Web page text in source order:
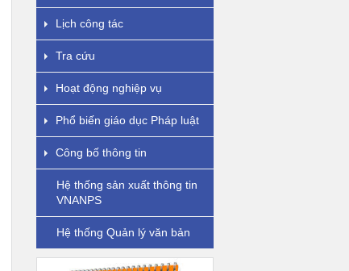
Lịch công tác
Tra cứu
Hoạt động nghiệp vụ
Phổ biến giáo dục Pháp luật
Công bố thông tin
Hệ thống sản xuất thông tin
VNANPS
Hệ thống Quản lý văn bản